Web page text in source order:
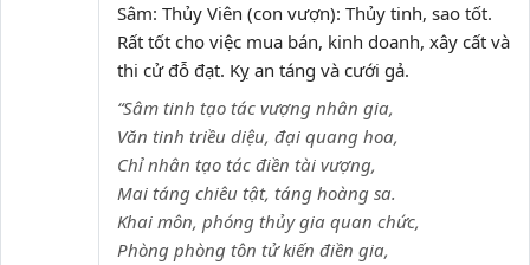
Sâm: Thủy Viên (con vượn): Thủy tinh, sao tốt.
Rất tốt cho việc mua bán, kinh doanh, xây cất và
thi cử đỗ đạt. Kỵ an táng và cưới gả.
“Sâm tinh tạo tác vượng nhân gia,
Văn tinh triều diệu, đại quang hoa,
Chỉ nhân tạo tác điền tài vượng,
Mai táng chiêu tật, táng hoàng sa.
Khai môn, phóng thủy gia quan chức,
Phòng phòng tôn tử kiến điền gia,